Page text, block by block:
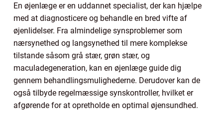
En øjenlæge er en uddannet specialist, der kan hjælpe
med at diagnosticere og behandle en bred vifte af
øjenlidelser. Fra almindelige synsproblemer som
nærsynethed og langsynethed til mere komplekse
tilstande såsom grå stær, grøn stær, og
maculadegeneration, kan en øjenlæge guide dig
gennem behandlingsmulighederne. Derudover kan de
også tilbyde regelmæssige synskontroller, hvilket er
afgørende for at opretholde en optimal øjensundhed.